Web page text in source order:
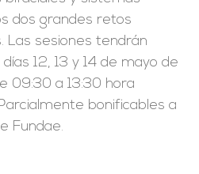
dos grandes retos
Las sesiones tendrán
días 12, 13 y 14 de mayo de
09:30 a 13:30 hora
bonificables a
Fundae.